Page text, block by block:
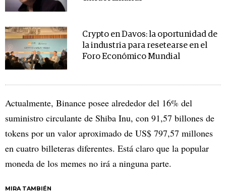
Crypto en Davos: la oportunidad de
la industria para resetearse en el
Foro Económico Mundial
Actualmente, Binance posee alrededor del 16% del
suministro circulante de Shiba Inu, con 91,57 billones de
tokens por un valor aproximado de US$ 797,57 millones
en cuatro billeteras diferentes. Está claro que la popular
moneda de los memes no irá a ninguna parte.
MIRA TAMBIÉN